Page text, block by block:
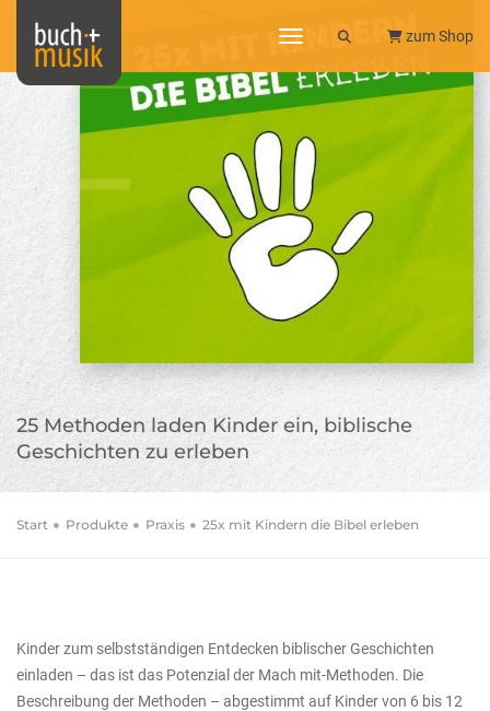
toggle navigation
zum Shop
25 Methoden laden Kinder ein, biblische
Geschichten zu erleben
Sara Schmidt (Autor/Autorin)
Start Produkte Praxis 25x mit Kindern die Bibel erleben
Kinder zum selbstständigen Entdecken biblischer Geschichten
einladen – das ist das Potenzial der Mach mit-Methoden. Die
Beschreibung der Methoden – abgestimmt auf Kinder von 6 bis 12